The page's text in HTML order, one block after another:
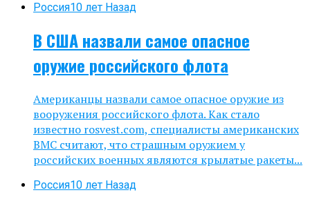
Россия10 лет Назад
В США назвали самое опасное
оружие российского флота
Американцы назвали самое опасное оружие из
вооружения российского флота. Как стало
известно rosvest.com, специалисты американских
ВМС считают, что страшным оружием у
российских военных являются крылатые ракеты...
Россия10 лет Назад